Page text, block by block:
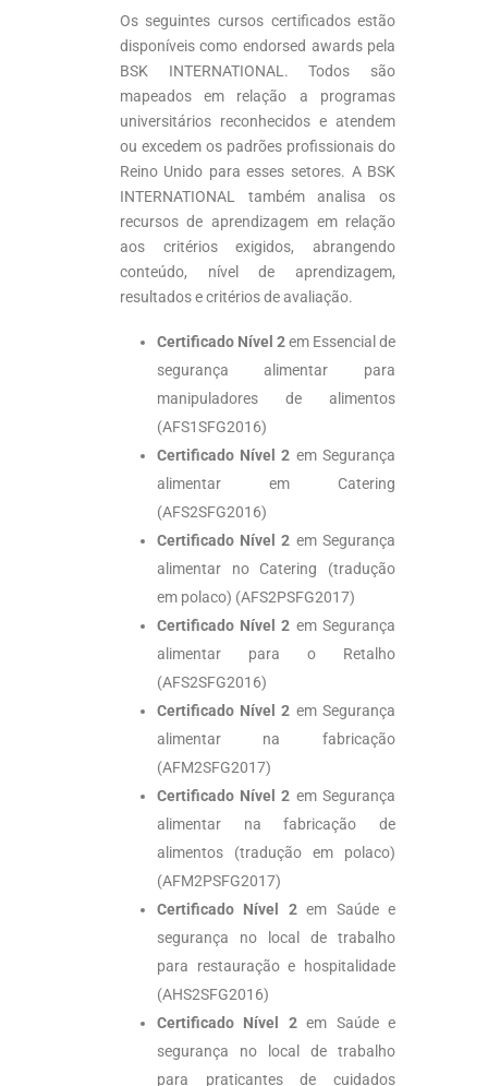
Os seguintes cursos certificados estão
disponíveis como endorsed awards pela
BSK INTERNATIONAL. Todos são
mapeados em relação a programas
universitários reconhecidos e atendem
ou excedem os padrões profissionais do
Reino Unido para esses setores. A BSK
INTERNATIONAL também analisa os
recursos de aprendizagem em relação
aos critérios exigidos, abrangendo
conteúdo, nível de aprendizagem,
resultados e critérios de avaliação.
Certificado Nível 2em Essencial de
segurança alimentar para
manipuladores de alimentos
(AFS1SFG2016)
Certificado Nível 2 em Segurança
alimentar em Catering
(AFS2SFG2016)
Certificado Nível 2 em Segurança
alimentar no Catering (tradução
em polaco) (AFS2PSFG2017)
Certificado Nível 2 em Segurança
alimentar para o Retalho
(AFS2SFG2016)
Certificado Nível 2 em Segurança
alimentar na fabricação
(AFM2SFG2017)
Certificado Nível 2 em Segurança
alimentar na fabricação de
alimentos (tradução em polaco)
(AFM2PSFG2017)
Certificado Nível 2em Saúde e
segurança no local de trabalho
para restauração e hospitalidade
(AHS2SFG2016)
Certificado Nível 2em Saúde e
segurança no local de trabalho
para praticantes de cuidados